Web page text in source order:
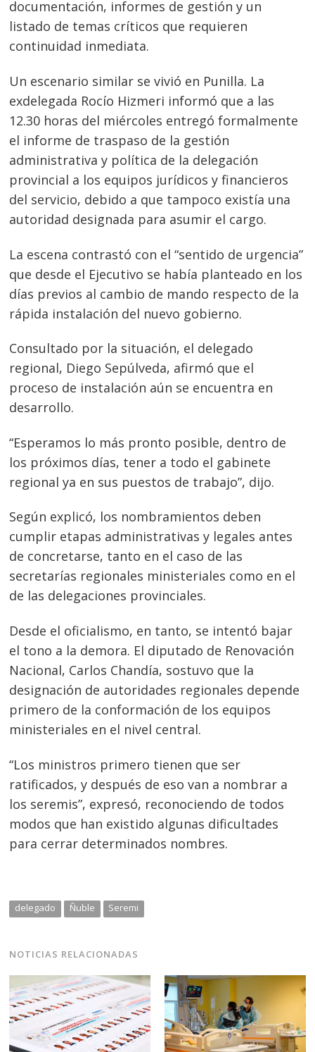
documentación, informes de gestión y un
listado de temas críticos que requieren
continuidad inmediata.
Un escenario similar se vivió en Punilla. La
exdelegada Rocío Hizmeri informó que a las
12.30 horas del miércoles entregó formalmente
el informe de traspaso de la gestión
administrativa y política de la delegación
provincial a los equipos jurídicos y financieros
del servicio, debido a que tampoco existía una
autoridad designada para asumir el cargo.
La escena contrastó con el “sentido de urgencia”
que desde el Ejecutivo se había planteado en los
días previos al cambio de mando respecto de la
rápida instalación del nuevo gobierno.
Consultado por la situación, el delegado
regional, Diego Sepúlveda, afirmó que el
proceso de instalación aún se encuentra en
desarrollo.
“Esperamos lo más pronto posible, dentro de
los próximos días, tener a todo el gabinete
regional ya en sus puestos de trabajo”, dijo.
Según explicó, los nombramientos deben
cumplir etapas administrativas y legales antes
de concretarse, tanto en el caso de las
secretarías regionales ministeriales como en el
de las delegaciones provinciales.
Desde el oficialismo, en tanto, se intentó bajar
el tono a la demora. El diputado de Renovación
Nacional, Carlos Chandía, sostuvo que la
designación de autoridades regionales depende
primero de la conformación de los equipos
ministeriales en el nivel central.
“Los ministros primero tienen que ser
ratificados, y después de eso van a nombrar a
los seremis”, expresó, reconociendo de todos
modos que han existido algunas dificultades
para cerrar determinados nombres.
delegado Ñuble Seremi
NOTICIAS RELACIONADAS
Navegación
de
entradas